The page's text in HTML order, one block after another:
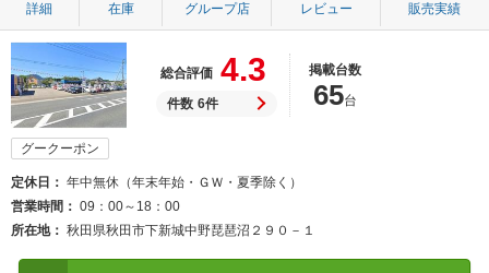
詳細 在庫 グループ店 レビュー 販売実績
総合評価 4.3
件数 6件
掲載台数
65台
グークーポン
定休日
年中無休（年末年始・ＧＷ・夏季除く）
営業時間
09：00～18：00
所在地
秋田県秋田市下新城中野琵琶沼２９０－１